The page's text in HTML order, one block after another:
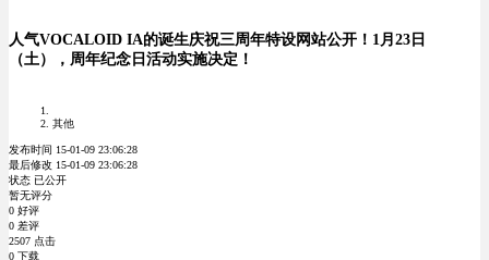
人气VOCALOID IA的诞生庆祝三周年特设网站公开！1月23日
（土），周年纪念日活动实施决定！
其他
发布时间 15-01-09 23:06:28
最后修改 15-01-09 23:06:28
状态 已公开
暂无评分
0 好评
0 差评
2507 点击
0 下载